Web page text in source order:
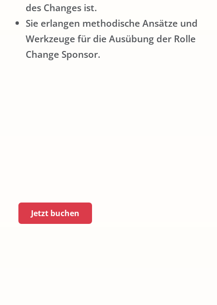
des Changes ist.
Sie erlangen methodische Ansätze und
Werkzeuge für die Ausübung der Rolle
Change Sponsor.
Jetzt buchen